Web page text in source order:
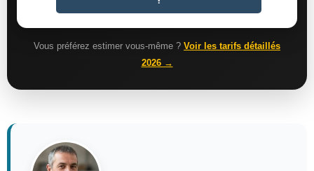
Vous préférez estimer vous-même ? Voir les tarifs détaillés
2026 →